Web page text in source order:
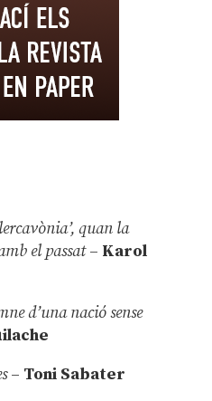
quan la
el passat– Karol
d’una nació sense
– Toni Sabater